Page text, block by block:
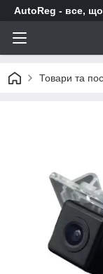
AutoReg - все,
Товари та